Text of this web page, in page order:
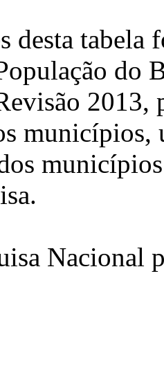
desta tabela
do
2013,
municípios,
Nacional